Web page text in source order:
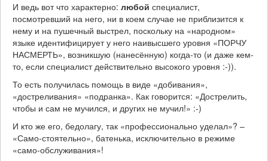
И ведь вот что характерно: любой специалист,
посмотревший на него, ни в коем случае не приблизится к
нему и на пушечный выстрел, поскольку на «народном»
языке идентифицирует у него наивысшего уровня «ПОРЧУ
НАСМЕРТЬ», возникшую (нанесённую) когда-то (и даже кем-
то, если специалист действительно высокого уровня :-)).
То есть получилась помощь в виде «добивания»,
«достреливания» «подранка». Как говорится: «Дострелить,
чтобы и сам не мучился, и других не мучил!» :-)
И кто же его, бедолагу, так «профессионально уделал»? –
«Само-стоятельно», батенька, исключительно в режиме
«само-обслуживания»!